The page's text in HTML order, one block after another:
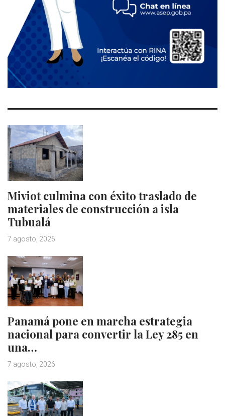
Miviot culmina con éxito traslado de
materiales de construcción a isla
Tubualá
7 agosto, 2026
Panamá pone en marcha estrategia
nacional para convertir la Ley 285 en
una…
7 agosto, 2026